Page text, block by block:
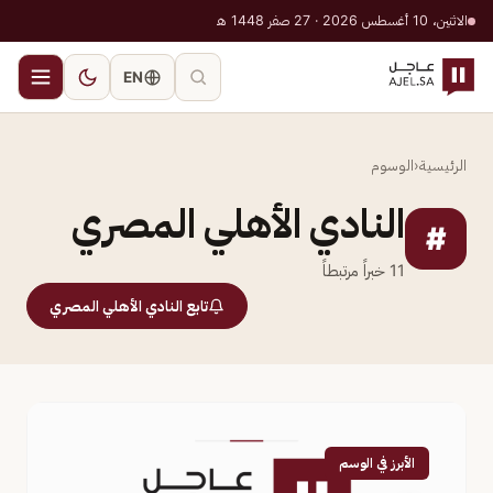
الاثنين، 10 أغسطس 2026 · 27 صفر 1448 هـ
EN
الرئيسية‹الوسوم
# النادي الأهلي المصري
11 خبراً مرتبطاً
تابع النادي الأهلي المصري
الأبرز في الوسم